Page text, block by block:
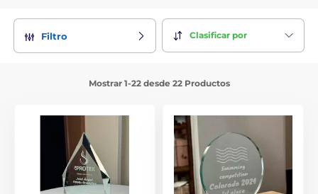
Filtro Clasificar por
Mostrar 1-22 desde 22 Productos